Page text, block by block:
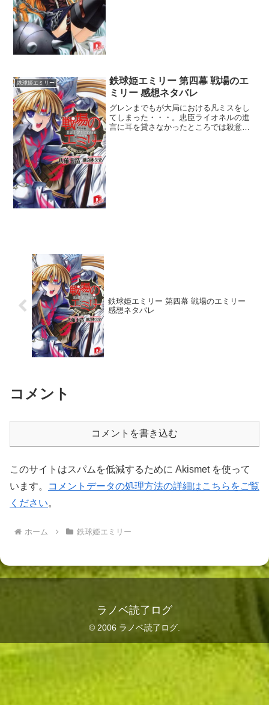
鉄球姫エミリー
鉄球姫エミリー 第四幕 戦場のエ
ミリー 感想ネタバレ
グレンまでもが大局における凡ミスをし
てしまった・・・。忠臣ライオネルの進
言に耳を貸さなかったところでは殺意が
鉄球姫エミリー 第四幕 戦場のエミリー
感想ネタバレ
コメント
コメントを書き込む
このサイトはスパムを低減するために Akismet を使って
います。
コメントデータの処理方法の詳細はこちらをご覧
ください。
ホーム 鉄球姫エミリー
ラノベ読了ログ
© 2006 ラノベ読了ログ.